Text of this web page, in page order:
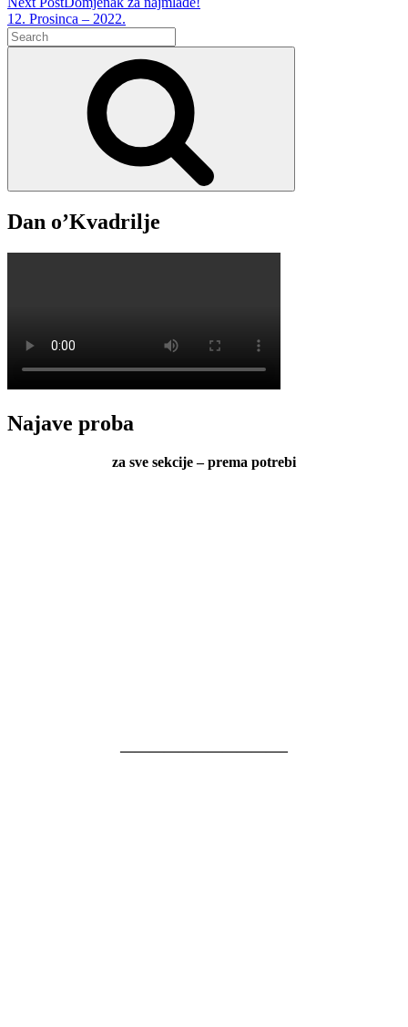
12. Prosinca – 2022.
Search
for:
Dan o’Kvadrilje
Najave proba
za sve sekcije – prema potrebi
———————————–